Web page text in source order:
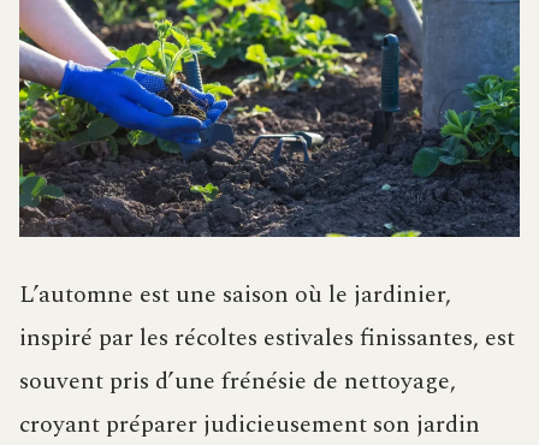
L’automne est une saison où le jardinier,
inspiré par les récoltes estivales finissantes, est
souvent pris d’une frénésie de nettoyage,
croyant préparer judicieusement son jardin